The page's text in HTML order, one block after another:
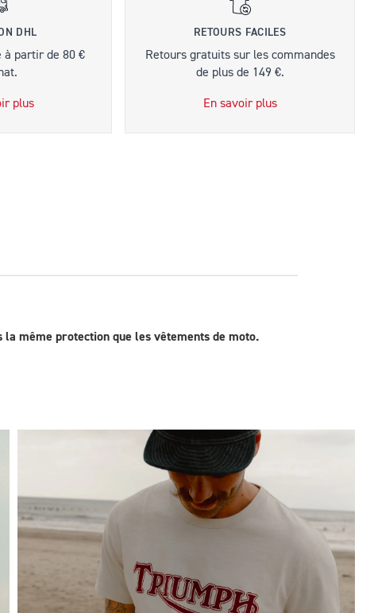
DHL
à partir de 80 €
plus
RETOURS FACILES
Retours gratuits sur les commandes
de plus de 149 €.
En savoir plus
même protection que les vêtements de moto.